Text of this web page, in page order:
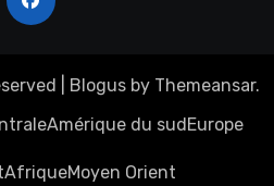
Blogusby Themeansar.
Amérique du sud Europe
AfriqueMoyen Orient